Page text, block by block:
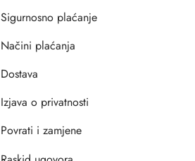
Sigurnosno plaćanje
Načini plaćanja
Dostava
Izjava o privatnosti
Povrati i zamjene